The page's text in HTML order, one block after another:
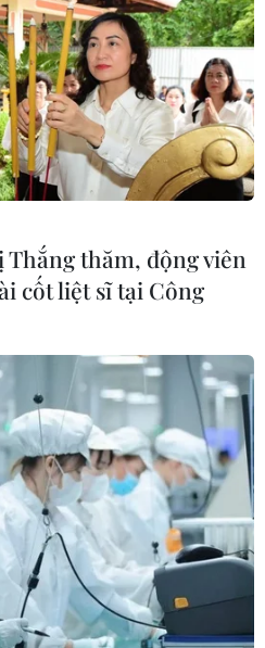
thăm, động viên
cốt liệt sĩ tại Công